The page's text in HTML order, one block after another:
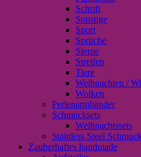
Schrift
Sonstige
Sport
Sprüche
Sterne
Streifen
Tiere
Weihnachten /
Wolken
Perlenarmbänder
Schmucksets
Weihnachtssets
Stainless Steel
Zauberhaftes handmade